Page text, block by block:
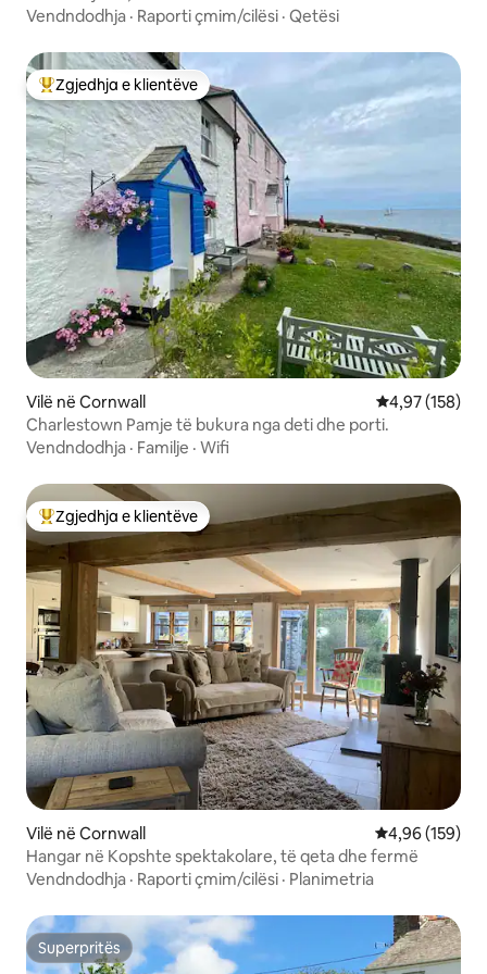
Vendndodhja · Raporti çmim/cilësi · Qetësi
Më të mirat e zgjedhjeve të klientëve
Zgjedhja e klientëve
Vilë në Cornwall Vlerësimi
4,97 (158)
Charlestown Pamje të bukura nga deti dhe porti.
Vendndodhja · Familje · Wifi
Më të mirat e zgjedhjeve të klientëve
Zgjedhja e klientëve
Vilë në Cornwall Vlerësimi
4,96 (159)
Hangar në Kopshte spektakolare, të qeta dhe fermë
Vendndodhja · Raporti çmim/cilësi · Planimetria
Superpritës
Superpritës